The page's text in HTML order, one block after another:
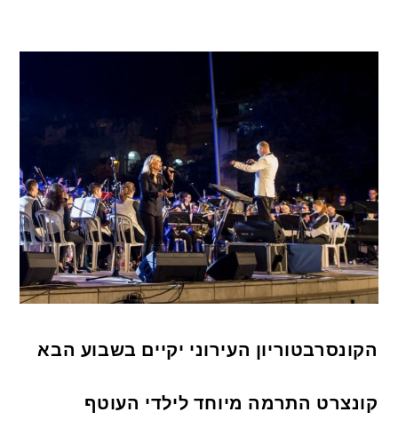
הקונסרבטוריון העירוני יקיים בשבוע הבא
קונצרט התרמה מיוחד לילדי העוטף